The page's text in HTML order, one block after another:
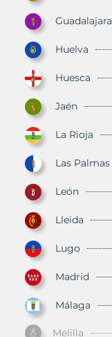
Guadalajara
Huelva
Huesca
Jaén
La Rioja
Las Palmas
León
Lleida
Lugo
Madrid
Málaga
Melilla